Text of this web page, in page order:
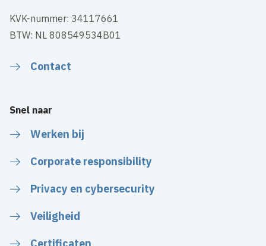
KVK-nummer: 34117661
BTW: NL 808549534B01
Contact
Snel naar
Werken bij
Corporate responsibility
Privacy en cybersecurity
Veiligheid